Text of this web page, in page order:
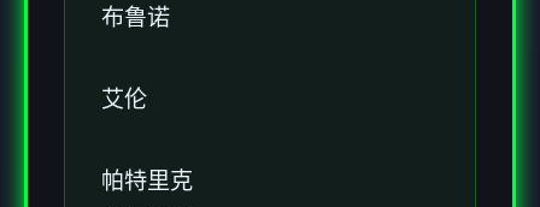
布鲁诺
艾伦
帕特里克